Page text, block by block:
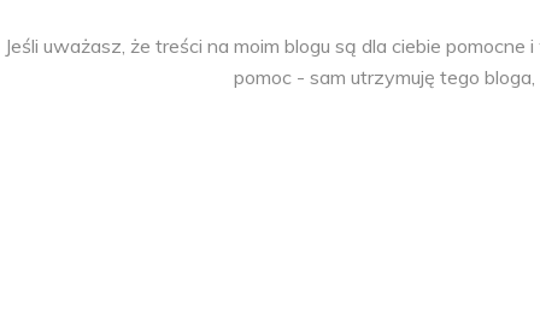
Jeśli uważasz, że treści na moim blogu są dla ciebie
pomoc - sam utrzymuję tego